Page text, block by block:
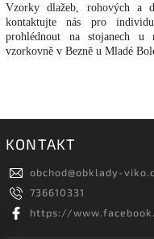
Vzorky dlažeb, rohových a
kontaktujte nás pro
prohlédnout na stojanech u
vzorkovně v Bezně u Mladé
KONTAKT
obchod@obklady-
736610331
https://